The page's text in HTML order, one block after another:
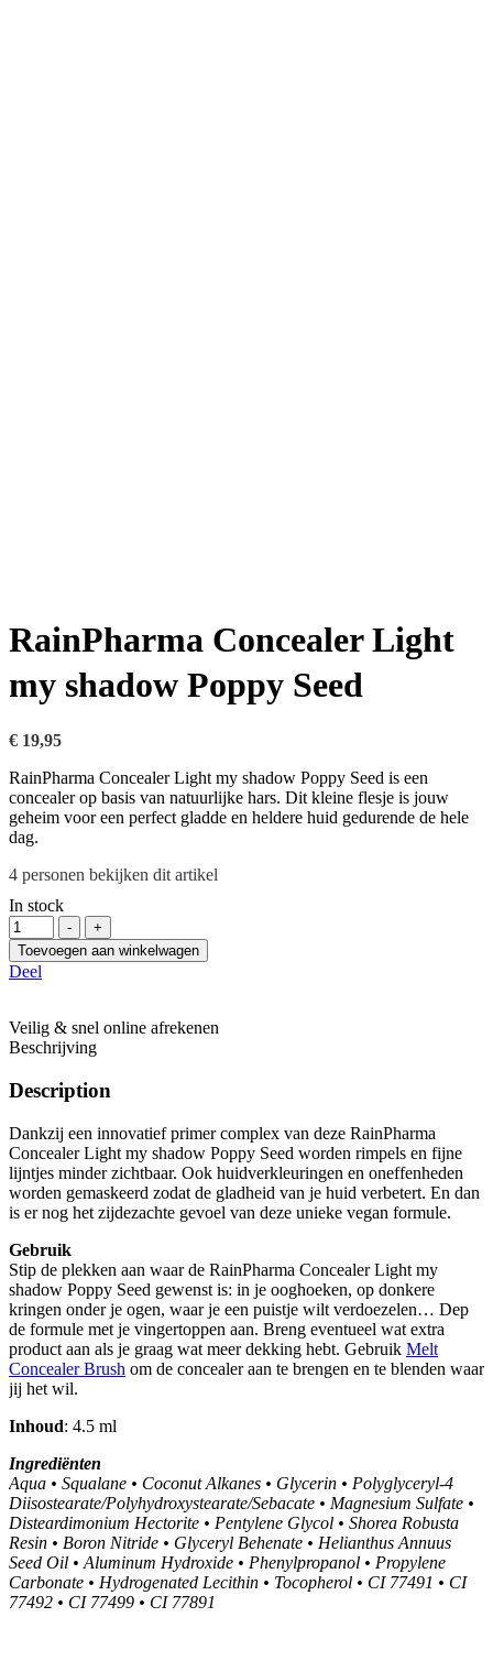
RainPharma Concealer Light
my shadow Poppy Seed
€ 19,95
RainPharma Concealer Light my shadow Poppy Seed is een
concealer op basis van natuurlijke hars. Dit kleine flesje is jouw
geheim voor een perfect gladde en heldere huid gedurende de hele
dag.
4 personen bekijken dit artikel
In stock
Hoeveelheid
-
+
Toevoegen aan winkelwagen
Deel
Veilig & snel online afrekenen
Beschrijving
Description
Dankzij een innovatief primer complex van deze RainPharma
Concealer Light my shadow Poppy Seed worden rimpels en fijne
lijntjes minder zichtbaar. Ook huidverkleuringen en oneffenheden
worden gemaskeerd zodat de gladheid van je huid verbetert. En dan
is er nog het zijdezachte gevoel van deze unieke vegan formule.
Gebruik
Stip de plekken aan waar de RainPharma Concealer Light my
shadow Poppy Seed gewenst is: in je ooghoeken, op donkere
kringen onder je ogen, waar je een puistje wilt verdoezelen… Dep
de formule met je vingertoppen aan. Breng eventueel wat extra
product aan als je graag wat meer dekking hebt. Gebruik Melt
Concealer Brush om de concealer aan te brengen en te blenden waar
jij het wil.
Inhoud: 4.5 ml
Ingrediënten
Aqua • Squalane • Coconut Alkanes • Glycerin • Polyglyceryl-4
Diisostearate/Polyhydroxystearate/Sebacate • Magnesium Sulfate •
Disteardimonium Hectorite • Pentylene Glycol • Shorea Robusta
Resin • Boron Nitride • Glyceryl Behenate • Helianthus Annuus
Seed Oil • Aluminum Hydroxide • Phenylpropanol • Propylene
Carbonate • Hydrogenated Lecithin • Tocopherol • CI 77491 • CI
77492 • CI 77499 • CI 77891